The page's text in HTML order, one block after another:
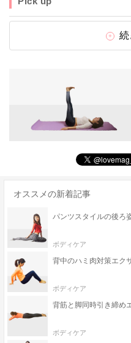
続
オススメの新着記事
パンツスタイルの後ろ
ボディケア
背中のハミ肉対策エク
ボディケア
背筋と脚同時引き締め
ボディケア